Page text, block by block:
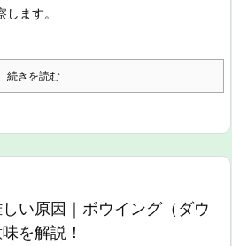
します。
続きを読む
い原因｜ボウイング（ダウ
を解説！